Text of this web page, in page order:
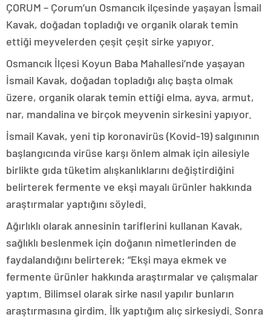
ÇORUM – Çorum’un Osmancık ilçesinde yaşayan İsmail
Kavak, doğadan topladığı ve organik olarak temin
ettiği meyvelerden çeşit çeşit sirke yapıyor.
Osmancık İlçesi Koyun Baba Mahallesi’nde yaşayan
İsmail Kavak, doğadan topladığı alıç başta olmak
üzere, organik olarak temin ettiği elma, ayva, armut,
nar, mandalina ve birçok meyvenin sirkesini yapıyor.
İsmail Kavak, yeni tip koronavirüs (Kovid-19) salgınının
başlangıcında virüse karşı önlem almak için ailesiyle
birlikte gıda tüketim alışkanlıklarını değiştirdiğini
belirterek fermente ve ekşi mayalı ürünler hakkında
araştırmalar yaptığını söyledi.
Ağırlıklı olarak annesinin tariflerini kullanan Kavak,
sağlıklı beslenmek için doğanın nimetlerinden de
faydalandığını belirterek; “Ekşi maya ekmek ve
fermente ürünler hakkında araştırmalar ve çalışmalar
yaptım. Bilimsel olarak sirke nasıl yapılır bunların
araştırmasına girdim. İlk yaptığım alıç sirkesiydi. Sonra